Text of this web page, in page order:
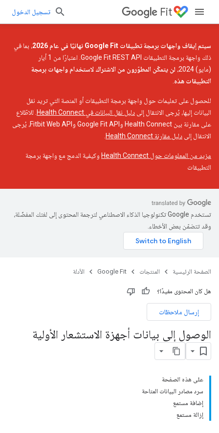
Fit تسجيل الدخول
سيتم إيقاف واجهات برمجة تطبيقات Google Fit نهائيًا في عام 2026
، بما في
ذلك واجهة برمجة التطبيقات Google Fit REST API. اعتبارًا من 1 أيار
(مايو) 2024،
لن يتمكّن المطوّرون من الاشتراك لاستخدام واجهات برمجة
التطبيقات هذه
للحصول على تعليمات حول واجهة برمجة التطبيقات أو المنصة التي تريد نقل
البيانات إليها، يُرجى الانتقال إلى دليل نقل البيانات في Health Connect
. للاطّلاع
على مقارنة بين Health Connect وGoogle Fit API وFitbit Web API، يُرجى
الانتقال إلى دليل مقارنة Health Connect
مزيد من المعلومات حول Health Connect
وكيفية الدمج مع واجهة برمجة
التطبيقات
تستخدم Google تكنولوجيا الذكاء الاصطناعي لترجمة المحتوى إلى لغتك المفضّلة،
وقد تتضمّن بعض الأخطاء.
الصفحة الرئيسية المنتجات Google Fit الأدلة
هل كان المحتوى مفيدًا؟
إرسال ملاحظات
الوصول إلى بيانات أجهزة الاستشعار الأولية
على هذه الصفحة
سرد مصادر البيانات المتاحة
إضافة مستمع
إزالة مستمع